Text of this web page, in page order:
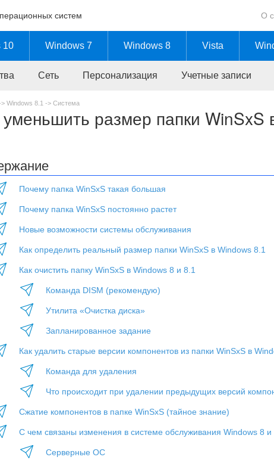
систем О
10 Windows 7 Windows 8 Vista
Сеть Персонализация Учетные записи
> Windows 8.1 -> Система
уменьшить размер папки WinSxS
Почему папка WinSxS такая большая
Почему папка WinSxS постоянно растет
Новые возможности системы обслуживания
Как определить реальный размер папки WinSxS в Windows 8.1
Как очистить папку WinSxS в Windows 8 и 8.1
Команда DISM (рекомендую)
Утилита «Очистка диска»
Запланированное задание
Как удалить старые версии компонентов из папки WinSxS в
Команда для удаления
Что происходит при удалении предыдущих версий
Сжатие компонентов в папке WinSxS (тайное знание)
С чем связаны изменения в системе обслуживания Windows 8 и
Серверные ОС